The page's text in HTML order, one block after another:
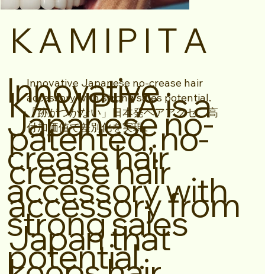
K A M I P I T A
Innovative Japanese no-crease hair
accessory with strong sales potential.
「跡がつかない」日本発ヘアアクセ。高
付加価値で差別化を実現。
Innovative
Japanese no-
crease hair
accessory with
strong sales
potential.
KAMIPITA is a
patented, no-
crease hair
accessory from
Japan that